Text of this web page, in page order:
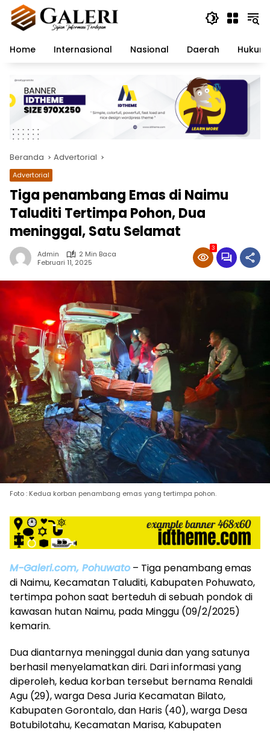
Langsung
konten
Home
Internasional Nasional Daerah
Beranda Advertorial
Advertorial
Tiga penambang Emas di Naimu
Taluditi Tertimpa Pohon, Dua
meninggal, Satu Selamat
Admin
2 Min Baca
Februari 11, 2025
3
Foto : Kedua korban penambang emas yang tertimpa pohon.
M-Galeri.com, Pohuwato– Tiga penambang emas
di Naimu, Kecamatan Taluditi, Kabupaten Pohuwato,
tertimpa pohon saat berteduh di sebuah pondok di
kawasan hutan Naimu, pada Minggu (09/2/2025)
kemarin.
Dua diantarnya meninggal dunia dan yang satunya
berhasil menyelamatkan diri. Dari informasi yang
diperoleh, kedua korban tersebut bernama Renaldi
Agu (29), warga Desa Juria Kecamatan Bilato,
Kabupaten Gorontalo, dan Haris (40), warga Desa
Botubilotahu, Kecamatan Marisa, Kabupaten